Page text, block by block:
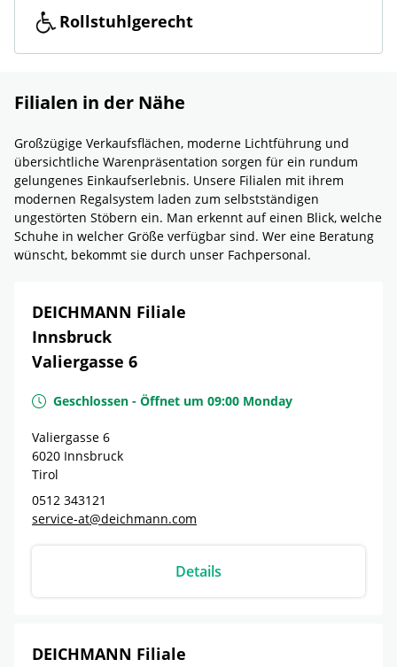
Rollstuhlgerecht
Filialen in der Nähe
Großzügige Verkaufsflächen, moderne Lichtführung und
übersichtliche Warenpräsentation sorgen für ein rundum
gelungenes Einkaufserlebnis. Unsere Filialen mit ihrem
modernen Regalsystem laden zum selbstständigen
ungestörten Stöbern ein. Man erkennt auf einen Blick, welche
Schuhe in welcher Größe verfügbar sind. Wer eine Beratung
wünscht, bekommt sie durch unser Fachpersonal.
DEICHMANN Filiale
Innsbruck
Valiergasse 6
Geschlossen - Öffnet um 09:00 Monday
Valiergasse 6
6020 Innsbruck
Tirol
0512 343121
service-at@deichmann.com
Details
DEICHMANN Filiale